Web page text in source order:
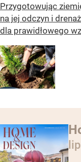
Przygotowując
na jej odczyn i
dla prawidłowego